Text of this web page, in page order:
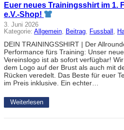
Euer neues Trainingsshirt im 1.
e.V.-Shop!
3. Juni 2026
Kategorie: Allgemein, Beitrag, Fussball ,
DEIN TRAININGSSHIRT | Der
Performance fürs Training: Unser
Vereinslogo ist ab sofort verfügbar!
dem Logo auf der Brust als auch mit
Rücken veredelt. Das Beste für euer
im Preis inklusive. Ein echter…
Weiterlesen